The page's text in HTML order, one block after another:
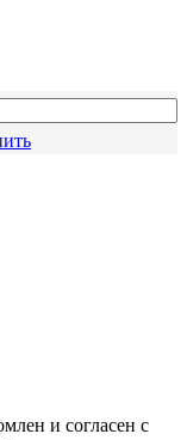
и согласен с